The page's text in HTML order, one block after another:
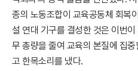
종의 노동조합이 교육공동체 회복
설 연대 기구를 결성한 것은 이번
무 총량을 줄여 교육의 본질에 집
고 한목소리를 냈다.